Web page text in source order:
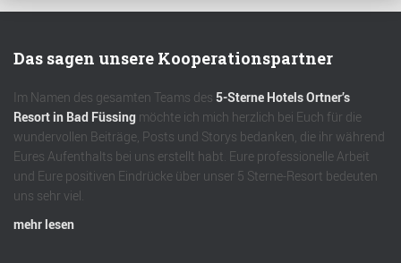
Das sagen unsere Kooperationspartner
Im Namen des gesamten Teams des 5-Sterne Hotels Ortner’s
Resort in Bad Füssing möchte ich mich herzlich bei Euch für die
wundervollen Beiträge, Posts und Storys bedanken, die ihr während
Eures Aufenthalts bei uns erstellt habt. Eure professionelle Arbeit
und Eure positiven Eindrücke über unser 5 Sterne-Resort bedeuten
uns sehr viel.
mehr lesen